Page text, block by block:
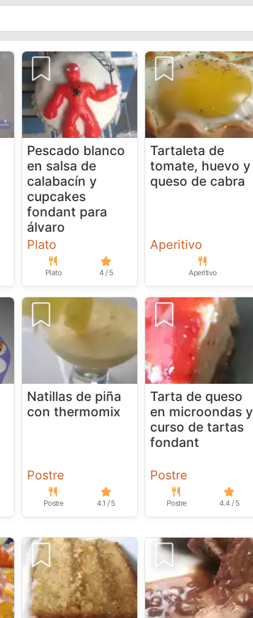
Pescado blanco
en salsa de
calabacín y
cupcakes
fondant para
álvaro
Plato
Plato 4 / 5
Tartaleta de
tomate, huevo y
queso de cabra
Aperitivo
Aperitivo
Natillas de piña
con thermomix
Postre
Postre 4.1 / 5
Tarta de queso
en microondas y
curso de tartas
fondant
Postre
Postre 4.4 / 5